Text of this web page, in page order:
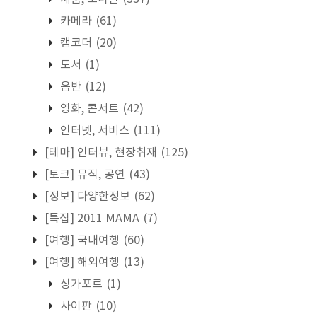
카메라 (61)
캠코더 (20)
도서 (1)
음반 (12)
영화, 콘서트 (42)
인터넷, 서비스 (111)
[테마] 인터뷰, 현장취재 (125)
[토크] 뮤직, 공연 (43)
[정보] 다양한정보 (62)
[특집] 2011 MAMA (7)
[여행] 국내여행 (60)
[여행] 해외여행 (13)
싱가포르 (1)
사이판 (10)